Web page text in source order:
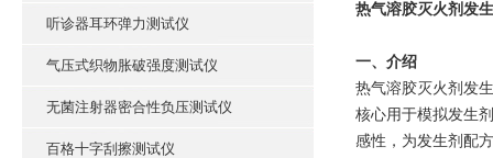
听诊器耳环弹力测试仪
气压式织物胀破强度测试仪
无菌注射器密合性负压测试仪
百格十字刮擦测试仪
热气溶胶灭火剂发
‌一、介绍‌
热气溶胶灭火剂发
核心用于模拟发生
感性，为发生剂配